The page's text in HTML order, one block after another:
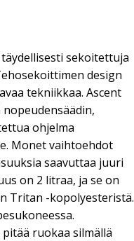
sekoitettuja
design
tekniikkaa. Ascent
ohjelma
Monet vaihtoehdot
saavuttaa juuri
on 2 litraa, ja se on
Tritan -kopolyesteristä.
ruokaa silmällä